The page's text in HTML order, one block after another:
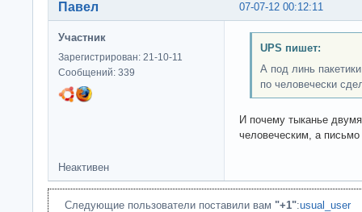
07-07-12 00:12:11
Павел
Участник
Зарегистрирован: 21-10-11
Сообщений: 339
UPS пишет:
А под линь
по человечески
И почему тыканье
человеческим, а
Неактивен
Следующие пользователи поставили вам "+1":usual_user